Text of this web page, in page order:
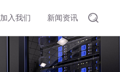
加入我们 新闻资讯